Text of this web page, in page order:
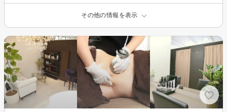
その他の情報を表示